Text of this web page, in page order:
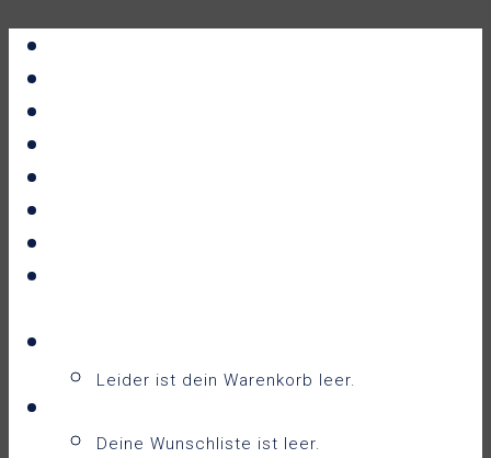
Leider ist dein Warenkorb leer.
Deine Wunschliste ist leer.